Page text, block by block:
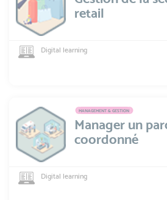
retail
Digital learning
MANAGEMENT & GESTION
Manager un
coordonné
Digital learning